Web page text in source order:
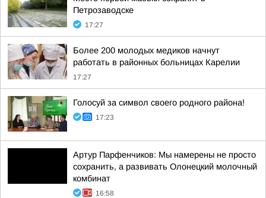
Петрозаводске
17:27
Более 200 молодых медиков начнут
работать в районных больницах Карелии
17:27
Голосуй за символ своего родного района!
17:23
Артур Парфенчиков: Мы намерены не просто
сохранить, а развивать Олонецкий молочный
комбинат
16:58